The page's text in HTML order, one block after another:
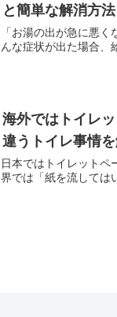
と簡単な解消方法
「お湯の出が急に悪
んな症状が出た場合、
海外ではトイレ
違うトイレ事情
日本ではトイレットペ
界では「紙を流しては